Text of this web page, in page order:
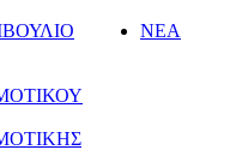
ΝΕΑ